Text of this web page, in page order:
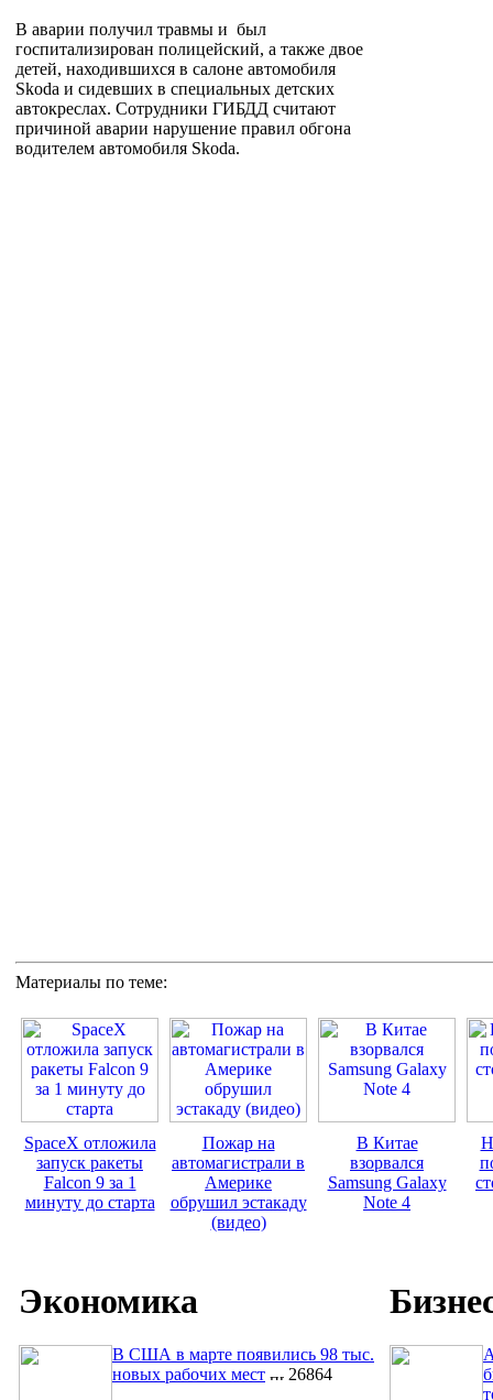
В аварии получил травмы и был
госпитализирован полицейский, а также двое
детей, находившихся в салоне автомобиля
Skoda и сидевших в специальных детских
автокреслах. Сотрудники ГИБДД считают
причиной аварии нарушение правил обгона
водителем автомобиля Skoda.
Материалы по теме:
SpaceX отложила
запуск ракеты
Falcon 9 за 1
минуту до старта
Пожар на
автомагистрали в
Америке
обрушил эстакаду
(видео)
В Китае
взорвался
Samsung Galaxy
Note 4
Экономика
В США в марте появились 98 тыс.
новых рабочих мест
26864